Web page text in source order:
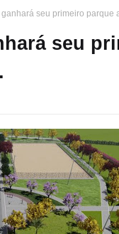
seu primeiro parque
seu